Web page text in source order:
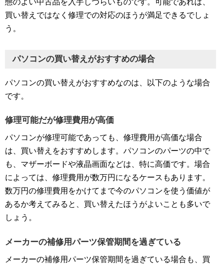
買い替えではなく修理での対応のほうが満足できるでしょ
う。
パソコンの買い替えがおすすめの場合
パソコンの買い替えがおすすめなのは、以下のような場合
です。
修理可能だが修理費用が高価
パソコンが修理可能であっても、修理費用が高価な場合
は、買い替えをおすすめします。パソコンのパーツの中で
も、マザーボードや液晶画面などは、特に高価です。場合
によっては、修理費用が数万円になるケースもあります。
数万円の修理費用をかけてまで今のパソコンを使う価値が
あるか考えてみると、買い替えたほうがよいことも多いで
しょう。
メーカーの補修用パーツ保管期間を過ぎている
メーカーの補修用パーツ保管期間を過ぎている場合も、買